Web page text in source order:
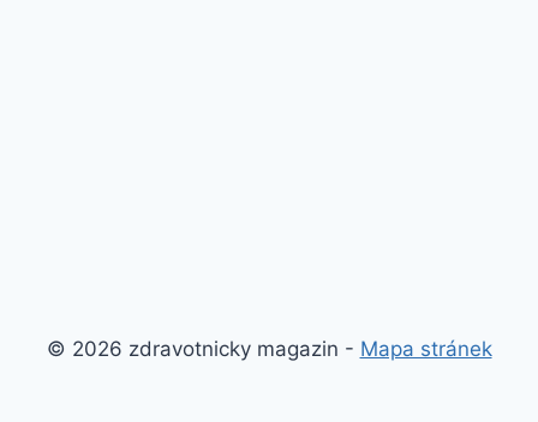
© 2026 zdravotnicky magazin - Mapa stránek